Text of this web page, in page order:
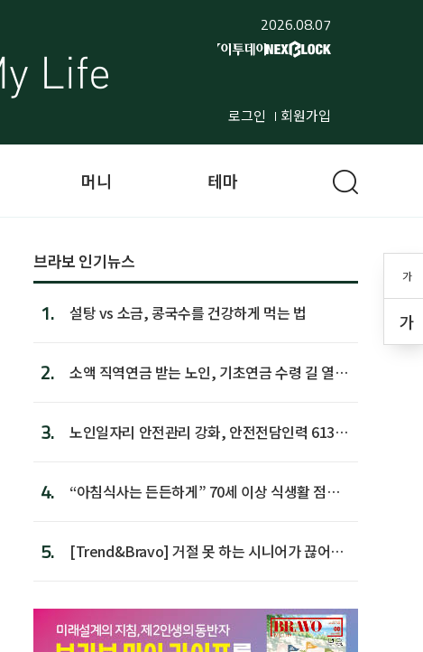
2026.08.07
로그인 회원가입
가
가
머니 테마
브라보 인기뉴스
1. 설탕 vs 소금, 콩국수를 건강하게 먹는 법
2.
소액 직역연금 받는 노인, 기초연금 수령 길 열린
3.
노인일자리 안전관리 강화, 안전전담인력 613명
4.
“아침식사는 든든하게” 70세 이상 식생활 점수
5.
[Trend&Bravo] 거절 못 하는 시니어가 끊어야